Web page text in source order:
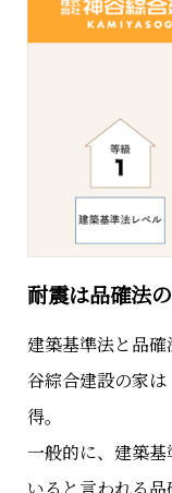
耐震は品確法
建築基準法と品
谷綜合建設の家
得。
一般的に、建築